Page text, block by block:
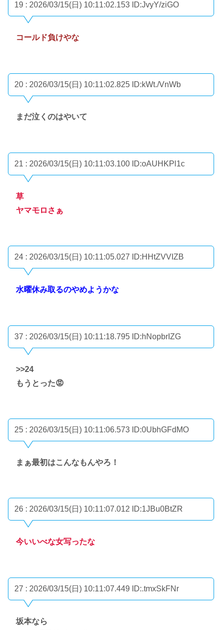
19 : 2026/03/15(日) 10:11:02.153 ID:JvyY/ziGO
コールド負けやな
20 : 2026/03/15(日) 10:11:02.825 ID:kWt./VnWb
まだ泣くのはやいて
21 : 2026/03/15(日) 10:11:03.100 ID:oAUHKPl1c
草
ヤマモロさぁ
24 : 2026/03/15(日) 10:11:05.027 ID:HHtZVVIZB
水曜休み取るのやめようかな
37 : 2026/03/15(日) 10:11:18.795 ID:hNopbrIZG
>>24
もうとった😡
25 : 2026/03/15(日) 10:11:06.573 ID:0UbhGFdMO
まぁ最初はこんなもんやろ！
26 : 2026/03/15(日) 10:11:07.012 ID:1JBu0BtZR
今いいべな女写ったな
27 : 2026/03/15(日) 10:11:07.449 ID:.tmxSkFNr
坂本なら